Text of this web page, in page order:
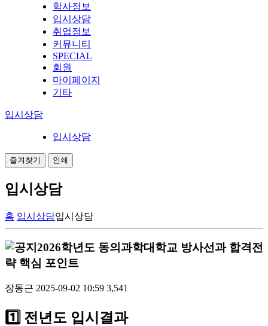
학사정보
입시상담
취업정보
커뮤니티
SPECIAL
회원
마이페이지
기타
입시상담
입시상담
즐겨찾기 인쇄
입시상담
홈 입시상담입시상담
2026학년도 동의과학대학교 방사선과 합격전
략 핵심 포인트
장동근 2025-09-02 10:59 3,541
1️⃣ 전년도 입시결과